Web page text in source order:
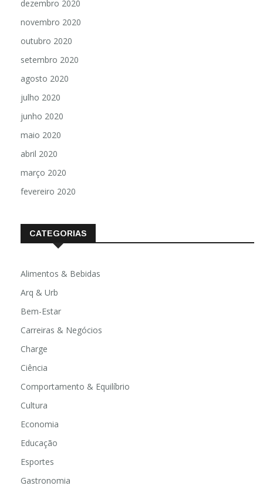
dezembro 2020
novembro 2020
outubro 2020
setembro 2020
agosto 2020
julho 2020
junho 2020
maio 2020
abril 2020
março 2020
fevereiro 2020
CATEGORIAS
Alimentos & Bebidas
Arq & Urb
Bem-Estar
Carreiras & Negócios
Charge
Ciência
Comportamento & Equilíbrio
Cultura
Economia
Educação
Esportes
Gastronomia